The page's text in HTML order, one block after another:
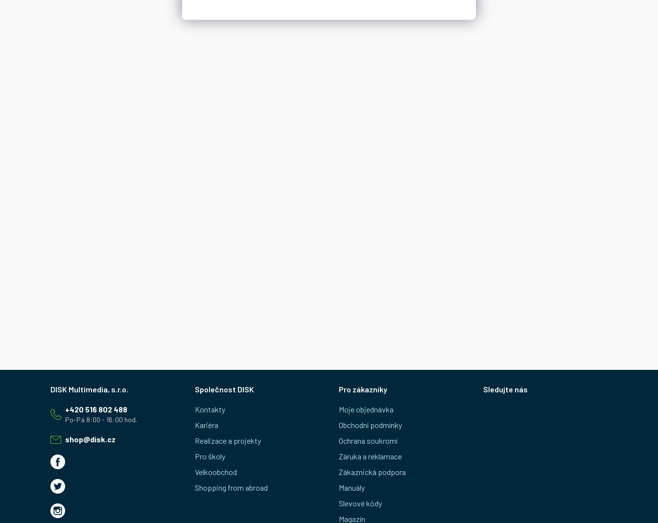
shop@disk.cz
+420 516 802 488
Společnost DISK
Kontakty
Kariéra
Realizace a projekty
Pro školy
Velkoobchod
Shopping from abroad
Pro zákazníky
Moje objednávka
Obchodní podmínky
Ochrana soukromí
Záruka a reklamace
Zákaznická podpora
Manuály
Slevové kódy
Magazín
Sledujte nás